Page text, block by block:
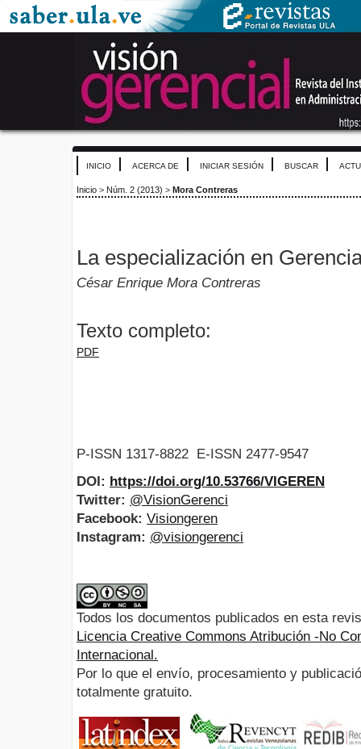
INICIO ACERCA DE INICIAR SESIÓN BUSCAR
Inicio > Núm. 2 (2013) > Mora Contreras
La especialización en
César Enrique Mora Contreras
Texto completo:
PDF
P-ISSN 1317-8822 E-ISSN 2477-9547
DOI: https://doi.org/10.53766/VIGEREN
Twitter: @VisionGerenci
Facebook: Visiongeren
Instagram: @visiongerenci
Todos los documentos publicados en esta
Licencia Creative Commons Atribución -No
Internacional.
Por lo que el envío, procesamiento y
totalmente gratuito.